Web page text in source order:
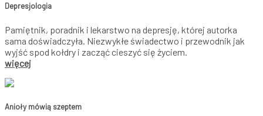
Depresjologia
Pamiętnik, poradnik i lekarstwo na depresję, której autorka
sama doświadczyła. Niezwykłe świadectwo i przewodnik jak
wyjść spod kołdry i zacząć cieszyć się życiem.
więcej
Anioły mówią szeptem